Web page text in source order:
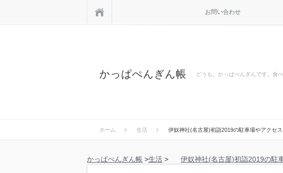
お問い合わせ
かっぱぺんぎん帳 どうも。かっぱぺんぎんです。食
ホーム 生活 伊奴神社(名古屋)初詣2019の駐車場やアクセ
かっぱぺんぎん帳 >生活 > 伊奴神社(名古屋)初詣2019の駐